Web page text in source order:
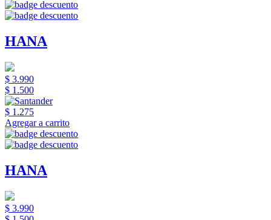
HANA
$ 3.990
$ 1.500
$ 1.275
Agregar a carrito
HANA
$ 3.990